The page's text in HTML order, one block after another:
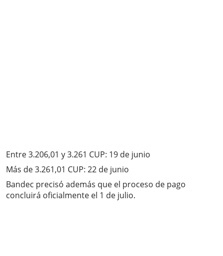
Entre 3.206,01 y 3.261 CUP: 19 de junio
Más de 3.261,01 CUP: 22 de junio
Bandec precisó además que el proceso de pago
concluirá oficialmente el 1 de julio.